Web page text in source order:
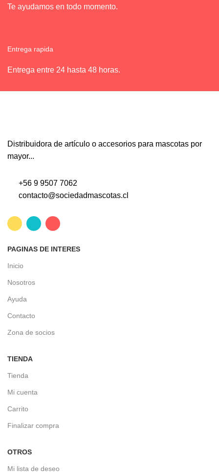
Te ayudamos en todo momento.
Entrega rapida
Entrega entre 24 hasta 48 horas.
Distribuidora de artículo o accesorios para mascotas por
mayor...
+56 9 9507 7062
contacto@sociedadmascotas.cl
PAGINAS DE INTERES
Inicio
Nosotros
Ayuda
Contacto
Zona de socios
TIENDA
Tienda
Mi cuenta
Carrito
Finalizar compra
OTROS
Mi lista de deseo